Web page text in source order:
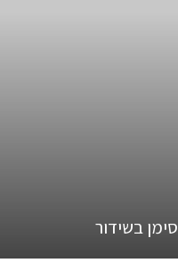
סימן בשידור